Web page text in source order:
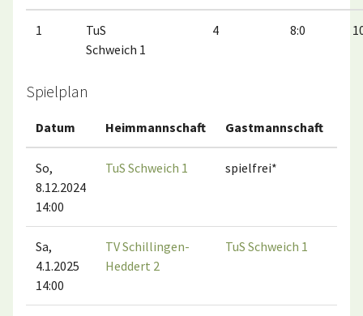
1
TuS
Schweich 1
4 8:0
Spielplan
Datum Heimmannschaft Gastmannschaft
So,
8.12.2024
14:00
TuS Schweich 1 spielfrei*
Sa,
4.1.2025
14:00
TV Schillingen-
Heddert 2
TuS Schweich 1